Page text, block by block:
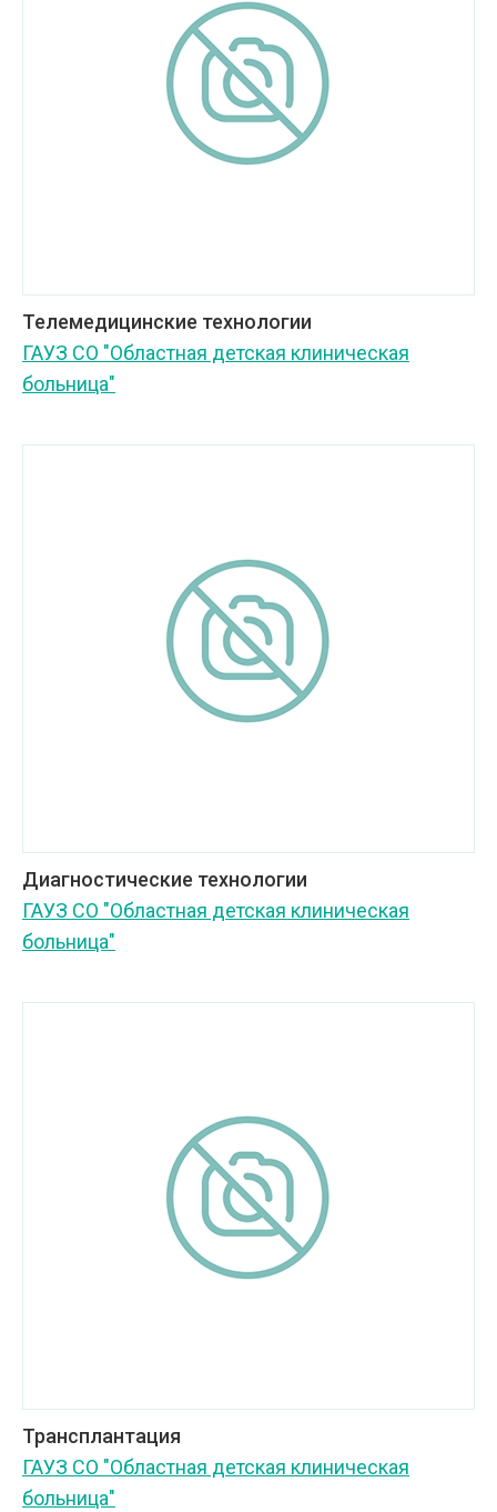
Телемедицинские технологии
ГАУЗ СО "Областная детская клиническая
больница"
Диагностические технологии
ГАУЗ СО "Областная детская клиническая
больница"
Трансплантация
ГАУЗ СО "Областная детская клиническая
больница"